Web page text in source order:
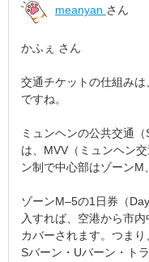
meanyan さん
かふぇ さん
交通チケットの仕組み
ですね。
ミュンヘンの公共交通
は、MVV（ミュンヘン
ン制で中心部はゾーンM
ゾーンM–5の1日券（
入すれば、空港から市
カバーされます。つまり
Sバーン・Uバーン・ト